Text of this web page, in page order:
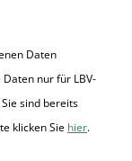
Daten
nur für LBV-
Sie sind bereits
klicken Sie hier.